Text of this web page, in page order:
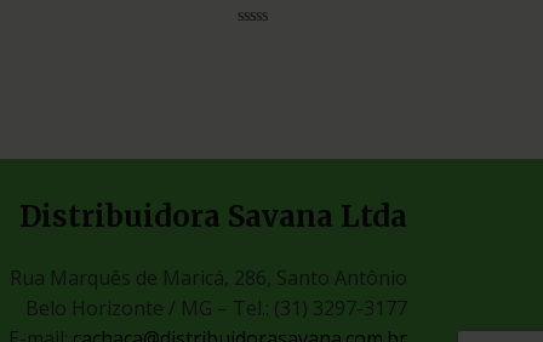
Distribuidora Savana Ltda
Rua Marquês de Maricá, 286, Santo Antônio
Belo Horizonte / MG – Tel.: (31) 3297-3177